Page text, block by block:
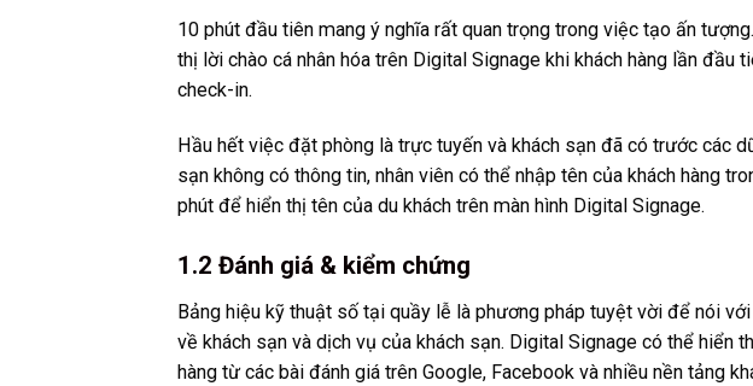
10 phút đầu tiên mang ý nghĩa rất quan trọng trong việc tạo ấn
thị lời chào cá nhân hóa trên Digital Signage khi khách hàng lần đầu
check-in.
Hầu hết việc đặt phòng là trực tuyến và khách sạn đã có trước các
sạn không có thông tin, nhân viên có thể nhập tên của khách hàng
phút để hiển thị tên của du khách trên màn hình Digital Signage.
1.2 Đánh giá & kiểm chứng
Bảng hiệu kỹ thuật số tại quầy lễ là phương pháp tuyệt vời để nói
về khách sạn và dịch vụ của khách sạn. Digital Signage có thể hiển
hàng từ các bài đánh giá trên Google, Facebook và nhiều nền tảng